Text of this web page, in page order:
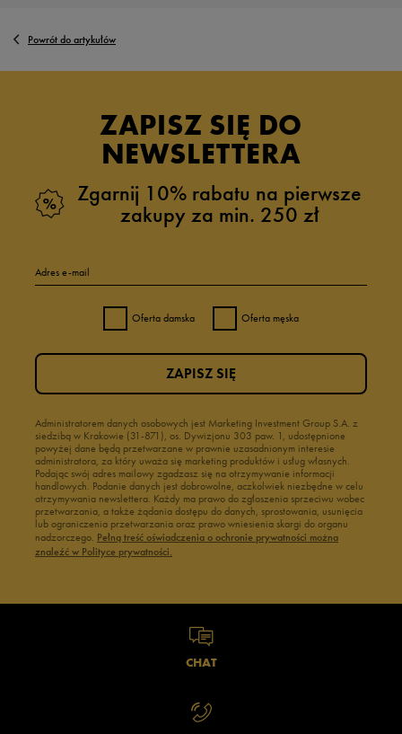
Powrót do artykułów
ZAPISZ SIĘ DO
NEWSLETTERA
Zgarnij 10% rabatu na pierwsze
zakupy za min. 250 zł
Adres e-mail
Oferta damska Oferta męska
Administratorem danych osobowych jest Marketing Investment Group S.A. z
siedzibą w Krakowie (31-871), os. Dywizjonu 303 paw. 1, udostępnione
powyżej dane będą przetwarzane w prawnie uzasadnionym interesie
administratora, za który uważa się marketing produktów i usług własnych.
Podając swój adres mailowy zgadzasz się na otrzymywanie informacji
handlowych. Podanie danych jest dobrowolne, aczkolwiek niezbędne w celu
otrzymywania newslettera. Każdy ma prawo do zgłoszenia sprzeciwu wobec
przetwarzania, a także żądania dostępu do danych, sprostowania, usunięcia
lub ograniczenia przetwarzania oraz prawo wniesienia skargi do organu
nadzorczego. Pełną treść oświadczenia o ochronie prywatności można
znaleźć w Polityce prywatności.
ZAPISZ SIĘ
CHAT